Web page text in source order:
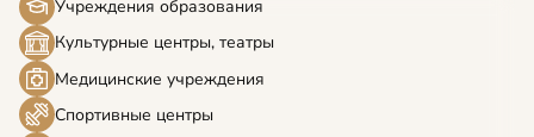
Учреждения образования
Культурные центры, театры
Медицинские учреждения
Спортивные центры